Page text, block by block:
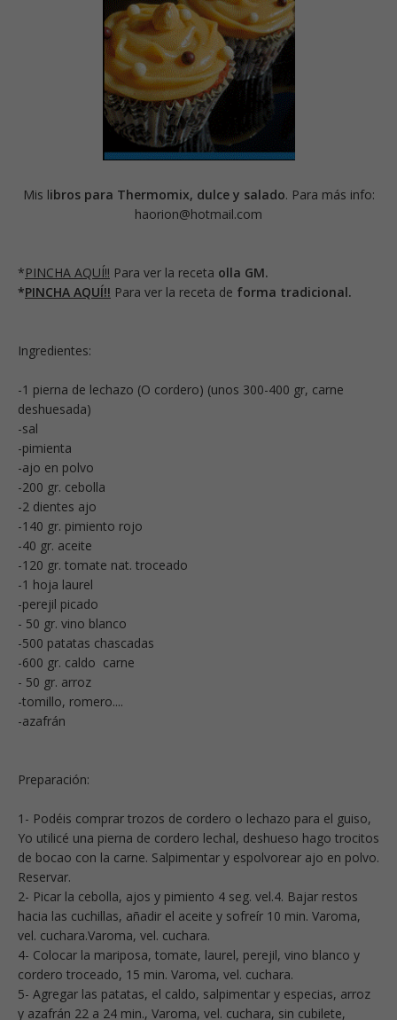
Mis libros para Thermomix, dulce y salado. Para más info:
haorion@hotmail.com
*PINCHA AQUÍ!! Para ver la receta olla GM.
*PINCHA AQUÍ!! Para ver la receta de forma tradicional.
Ingredientes:
-1 pierna de lechazo (O cordero) (unos 300-400 gr, carne
deshuesada)
-sal
-pimienta
-ajo en polvo
-200 gr. cebolla
-2 dientes ajo
-140 gr. pimiento rojo
-40 gr. aceite
-120 gr. tomate nat. troceado
-1 hoja laurel
-perejil picado
- 50 gr. vino blanco
-500 patatas chascadas
-600 gr. caldo carne
- 50 gr. arroz
-tomillo, romero....
-azafrán
Preparación:
1- Podéis comprar trozos de cordero o lechazo para el guiso,
Yo utilicé una pierna de cordero lechal, deshueso hago trocitos
de bocao con la carne. Salpimentar y espolvorear ajo en polvo.
Reservar.
2- Picar la cebolla, ajos y pimiento 4 seg. vel.4. Bajar restos
hacia las cuchillas, añadir el aceite y sofreír 10 min. Varoma,
vel. cuchara.Varoma, vel. cuchara.
4- Colocar la mariposa, tomate, laurel, perejil, vino blanco y
cordero troceado, 15 min. Varoma, vel. cuchara.
5- Agregar las patatas, el caldo, salpimentar y especias, arroz
y azafrán 22 a 24 min., Varoma, vel. cuchara, sin cubilete,